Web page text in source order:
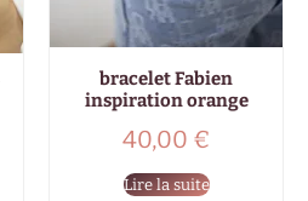
bracelet Fabien
inspiration orange
40,00 €
Lire la suite